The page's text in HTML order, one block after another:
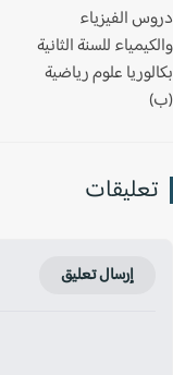
الفيزياء
للسنة الثانية
علوم رياضية
إرسال تعليق